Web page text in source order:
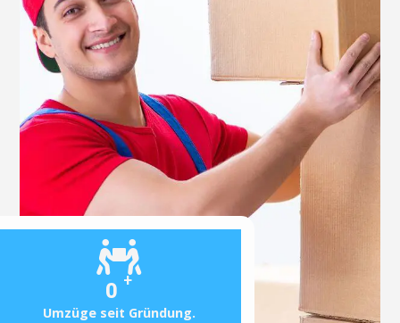
0 +
Umzüge seit Gründung.